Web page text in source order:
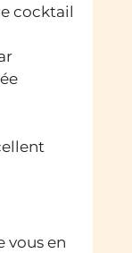
cocktail
vous en